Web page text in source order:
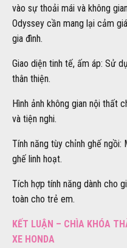
vào sự thoải mái và không
Odyssey cần mang lại cảm
gia đình.
Giao diện tinh tế, ấm áp: Sử
thân thiện.
Hình ảnh không gian nội thất
và tiện nghi.
Tính năng tùy chỉnh ghế
ghế linh hoạt.
Tích hợp tính năng dành cho
toàn cho trẻ em.
KẾT LUẬN – CHÌA KHÓA
XE HONDA